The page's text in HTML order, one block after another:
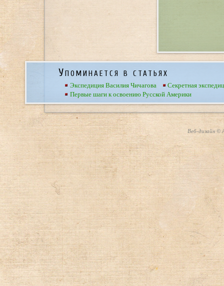
Упоминается в статьях
Экспедиция Василия Чичагова
Секретная
Первые шаги к освоению Русской Америки
Веб-дизайн ©